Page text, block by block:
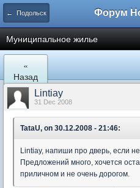
← Подольск
Муниципальное жилье
«
Назад
Lintiay
31 Dec 2008
TataU, on 30.12.2008 - 21:46:
Lintiay, напиши про дверь, если
Предложений много, хочется
приличном и не очень дорогом.